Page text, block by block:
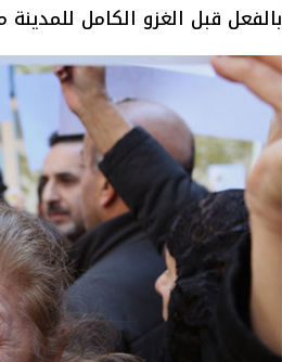
بالفعل قبل الغزو الكامل للمدينة